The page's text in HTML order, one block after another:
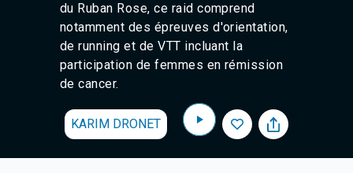
du Ruban Rose, ce raid comprend
notamment des épreuves d'orientation,
de running et de VTT incluant la
participation de femmes en rémission
de cancer.
KARIM DRONET